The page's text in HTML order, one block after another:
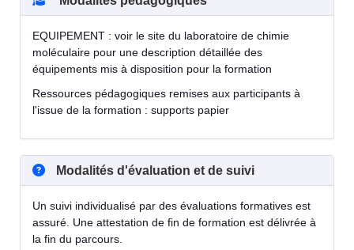
EQUIPEMENT : voir le site du laboratoire de chimie
moléculaire pour une description détaillée des
équipements mis à disposition pour la formation
Ressources pédagogiques remises aux participants à
l'issue de la formation : supports papier
Modalités d'évaluation et de suivi
Un suivi individualisé par des évaluations formatives est
assuré. Une attestation de fin de formation est délivrée à
la fin du parcours.